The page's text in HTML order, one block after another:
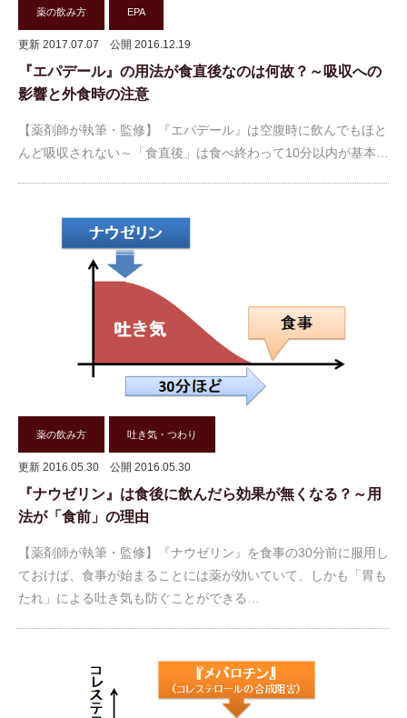
薬の飲み方 EPA
更新 2017.07.07 公開 2016.12.19
『エパデール』の用法が食直後なのは何故？～吸収への
影響と外食時の注意
【薬剤師が執筆・監修】『エパデール』は空腹時に飲んでもほと
んど吸収されない～「食直後」は食べ終わって10分以内が基本…
薬の飲み方 吐き気・つわり
更新 2016.05.30 公開 2016.05.30
『ナウゼリン』は食後に飲んだら効果が無くなる？～用
法が「食前」の理由
【薬剤師が執筆・監修】『ナウゼリン』を食事の30分前に服用し
ておけば、食事が始まることには薬が効いていて、しかも「胃も
たれ」による吐き気も防ぐことができる…